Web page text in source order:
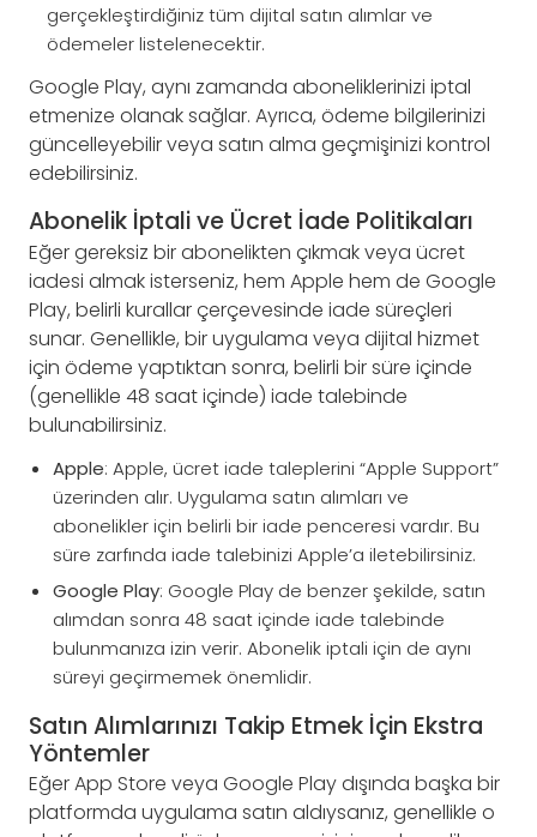
gerçekleştirdiğiniz tüm dijital satın alımlar ve
ödemeler listelenecektir.
Google Play, aynı zamanda aboneliklerinizi iptal
etmenize olanak sağlar. Ayrıca, ödeme bilgilerinizi
güncelleyebilir veya satın alma geçmişinizi kontrol
edebilirsiniz.
Abonelik İptali ve Ücret İade Politikaları
Eğer gereksiz bir abonelikten çıkmak veya ücret
iadesi almak isterseniz, hem Apple hem de Google
Play, belirli kurallar çerçevesinde iade süreçleri
sunar. Genellikle, bir uygulama veya dijital hizmet
için ödeme yaptıktan sonra, belirli bir süre içinde
(genellikle 48 saat içinde) iade talebinde
bulunabilirsiniz.
Apple: Apple, ücret iade taleplerini “Apple Support”
üzerinden alır. Uygulama satın alımları ve
abonelikler için belirli bir iade penceresi vardır. Bu
süre zarfında iade talebinizi Apple’a iletebilirsiniz.
Google Play: Google Play de benzer şekilde, satın
alımdan sonra 48 saat içinde iade talebinde
bulunmanıza izin verir. Abonelik iptali için de aynı
süreyi geçirmemek önemlidir.
Satın Alımlarınızı Takip Etmek İçin Ekstra
Yöntemler
Eğer App Store veya Google Play dışında başka bir
platformda uygulama satın aldıysanız, genellikle o